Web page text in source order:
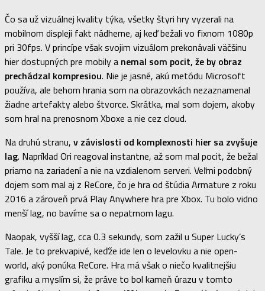
Čo sa už vizuálnej kvality týka, všetky štyri hry vyzerali na
mobilnom displeji fakt nádherne, aj keď bežali vo fixnom 1080p
pri 30fps. V princípe však svojim vizuálom prekonávali väčšinu
hier dostupných pre mobily a nemal som pocit, že by obraz
prechádzal kompresiou. Nie je jasné, akú metódu Microsoft
používa, ale behom hrania som na obrazovkách nezaznamenal
žiadne artefakty alebo štvorce. Skrátka, mal som dojem, akoby
som hral na prenosnom Xboxe a nie cez cloud.
Na druhú stranu, v závislosti od komplexnosti hier sa zvyšuje
lag. Napríklad Ori reagoval instantne, až som mal pocit, že bežal
priamo na zariadení a nie na vzdialenom serveri. Veľmi podobný
dojem som mal aj z ReCore, čo je hra od štúdia Armature z roku
2016 a zároveň prvá Play Anywhere hra pre Xbox. Tu bolo vidno
menší lag, no bavíme sa o nepatrnom lagu.
Naopak, vyšší lag, cca 0.3 sekundy, som zažil u Super Lucky’s
Tale. Je to prekvapivé, keďže ide len o levelovku a nie open-
world, aký ponúka ReCore. Hra má však o niečo kvalitnejšiu
grafiku a myslím si, že práve to bol kameň úrazu v tomto